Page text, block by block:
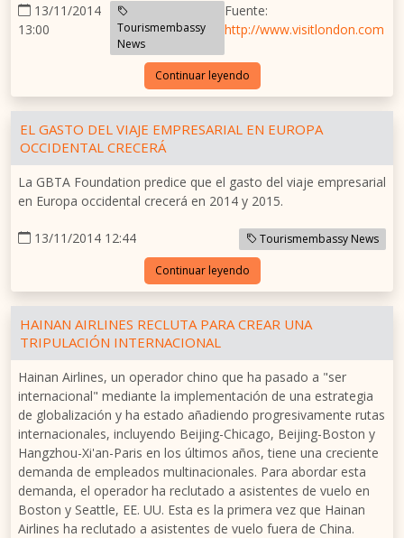
13/11/2014
13:00
Tourismembassy
News
Fuente:
http://www.visitlondon.com
Continuar leyendo
EL GASTO DEL VIAJE EMPRESARIAL EN EUROPA
OCCIDENTAL CRECERÁ
La GBTA Foundation predice que el gasto del viaje empresarial
en Europa occidental crecerá en 2014 y 2015.
13/11/2014 12:44 Tourismembassy News
Continuar leyendo
HAINAN AIRLINES RECLUTA PARA CREAR UNA
TRIPULACIÓN INTERNACIONAL
Hainan Airlines, un operador chino que ha pasado a "ser
internacional" mediante la implementación de una estrategia
de globalización y ha estado añadiendo progresivamente rutas
internacionales, incluyendo Beijing-Chicago, Beijing-Boston y
Hangzhou-Xi'an-Paris en los últimos años, tiene una creciente
demanda de empleados multinacionales. Para abordar esta
demanda, el operador ha reclutado a asistentes de vuelo en
Boston y Seattle, EE. UU. Esta es la primera vez que Hainan
Airlines ha reclutado a asistentes de vuelo fuera de China.